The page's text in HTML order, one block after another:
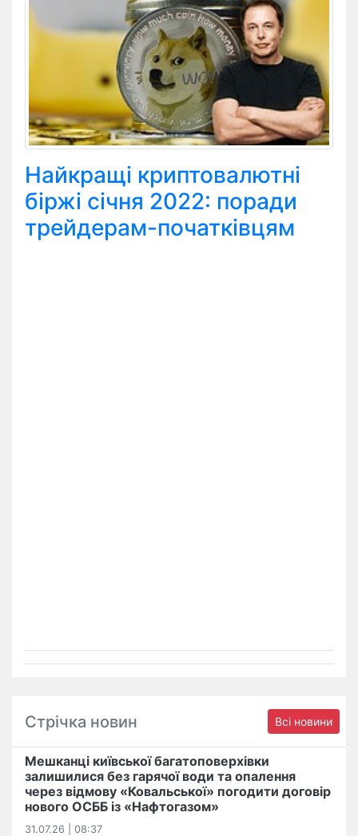
Найкращі криптовалютні
біржі січня 2022: поради
трейдерам-початківцям
Стрічка новин Всі новини
Мешканці київської багатоповерхівки
залишилися без гарячої води та опалення
через відмову «Ковальської» погодити договір
нового ОСББ із «Нафтогазом»
31.07.26 | 08:37